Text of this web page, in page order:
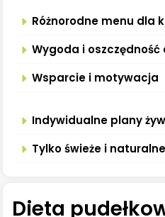
Różnorodne menu dla
Wygoda i oszczędność
Wsparcie i motywacja
Indywidualne plany
Tylko świeże i
Dieta